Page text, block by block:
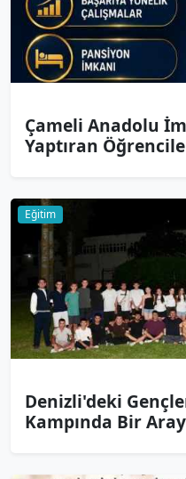
Çameli Anadolu
Yaptıran
Eğitim
Denizli'deki
Kampında Bir